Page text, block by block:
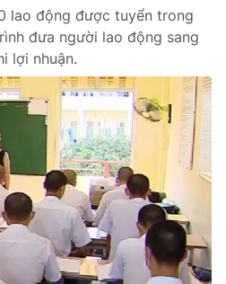
English
hình Việt Nam
lao động được tuyển trong
đưa người lao động sang
lợi nhuận.